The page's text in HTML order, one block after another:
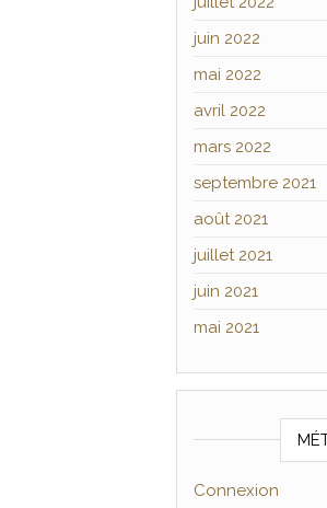
juin 2022
mai 2022
avril 2022
mars 2022
septembre 2021
août 2021
juillet 2021
juin 2021
mai 2021
Connexion